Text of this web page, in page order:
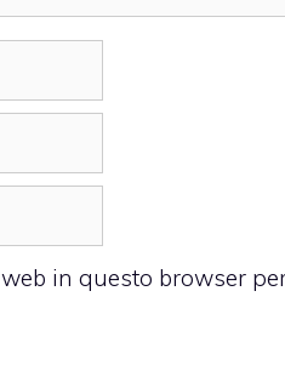
in questo browser